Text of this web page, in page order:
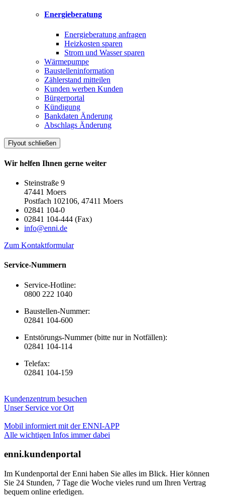
Energieberatung
Energieberatung anfragen
Heizkosten sparen
Strom und Wasser sparen
Wärmepumpe
Baustelleninformation
Zählerstand mitteilen
Kunden werben Kunden
Bürgerportal
Kündigung
Bankdaten Änderung
Abschlags Änderung
Flyout schließen
Wir helfen Ihnen gerne weiter
Steinstraße 9
47441 Moers
Postfach 102106, 47411 Moers
02841 104-0
02841 104-444 (Fax)
info@enni.de
Zum Kontaktformular
Service-Nummern
Service-Hotline:
0800 222 1040
Baustellen-Nummer:
02841 104-600
Entstörungs-Nummer (bitte nur in Notfällen):
02841 104-114
Telefax:
02841 104-159
Kundenzentrum besuchen
Unser Service vor Ort
Mobil informiert mit der ENNI-APP
Alle wichtigen Infos immer dabei
enni.kundenportal
Im Kundenportal der Enni haben Sie alles im Blick. Hier können
Sie 24 Stunden, 7 Tage die Woche vieles rund um Ihren Vertrag
bequem online erledigen.